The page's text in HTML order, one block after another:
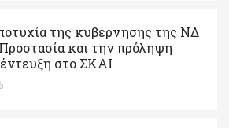
της κυβέρνησης της ΝΔ
και την πρόληψη
στο ΣΚΑΙ